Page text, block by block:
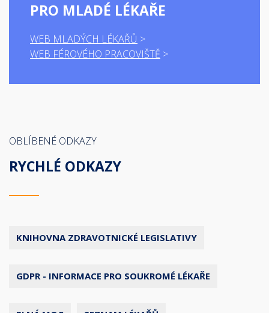
PRO MLADÉ LÉKAŘE
WEB MLADÝCH LÉKAŘŮ
WEB FÉROVÉHO PRACOVIŠTĚ
OBLÍBENÉ ODKAZY
RYCHLÉ ODKAZY
KNIHOVNA ZDRAVOTNICKÉ LEGISLATIVY
GDPR - INFORMACE PRO SOUKROMÉ LÉKAŘE